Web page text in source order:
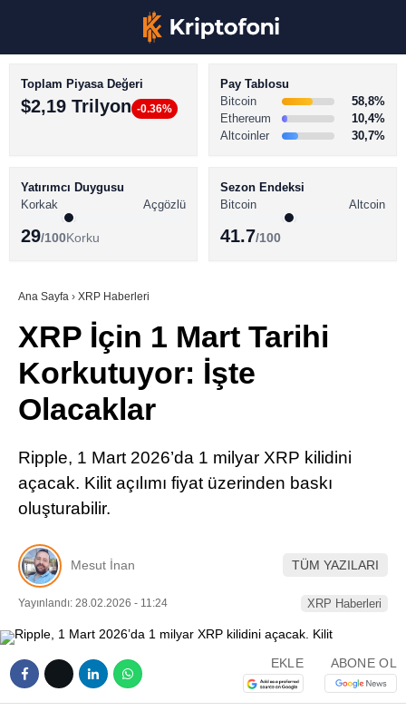
Youtube
LinkedIn
BİTCOİN HABERLERİ
ALTCOİN HABERLERİ
SÖZLÜK
Toplam Piyasa Değeri
$2,19 Trilyon -0.36%
Pay Tablosu
Bitcoin
58,8%
Ethereum
10,4%
Altcoinler
30,7%
Yatırımcı Duygusu
Korkak
Açgözlü
29/100Korku
Sezon Endeksi
Bitcoin
Altcoin
41.7/100
Ana Sayfa › XRP Haberleri
XRP İçin 1 Mart Tarihi
Korkutuyor: İşte
Olacaklar
Ripple, 1 Mart 2026’da 1 milyar XRP kilidini
açacak. Kilit açılımı fiyat üzerinden baskı
oluşturabilir.
Mesut İnan TÜM YAZILARI
Yayınlandı: 28.02.2026 - 11:24 XRP Haberleri
EKLE ABONE OL